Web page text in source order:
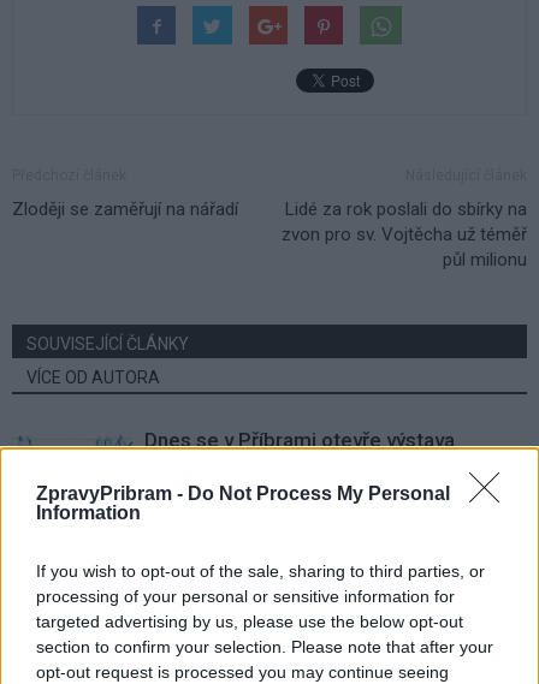
ZpravyPribram - Do Not Process My Personal
Information
If you wish to opt-out of the sale, sharing to third parties, or
processing of your personal or sensitive information for
targeted advertising by us, please use the below opt-out
section to confirm your selection. Please note that after your
opt-out request is processed you may continue seeing
Zloději se zaměřují na nářadí
Lidé za rok poslali do sbírky na
zvon pro sv. Vojtěcha už téměř
půl milionu
SOUVISEJÍCÍ ČLÁNKY
VÍCE OD AUTORA
Kultura
Dnes se v Příbrami otevře výstava
Rovnováha života. Vernisáž nabídne
i hudební a básnický program
Dobříšsko
jedinečnou atmosféru. Klasiku propojí
s dalšími žánry i rodinným programem
Fesťáczek Presents poprvé míří do